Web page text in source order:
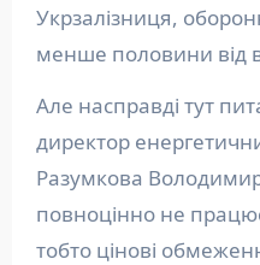
Укрзалізниця,
менше половини від
Але насправді тут
директор
Разумкова
повноцінно не
тобто цінові